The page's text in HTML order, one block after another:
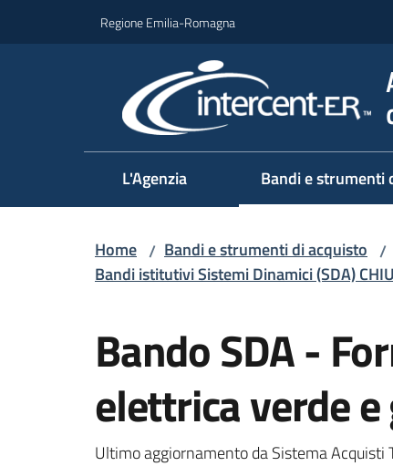
Regione Emilia-Romagna
L'Agenzia Bandi e strumenti
Home / Bandi e strumenti di acquisto /
Bandi istitutivi Sistemi Dinamici (SDA)
Bando SDA -
elettrica verde
Ultimo aggiornamento da Sistema Acquisti